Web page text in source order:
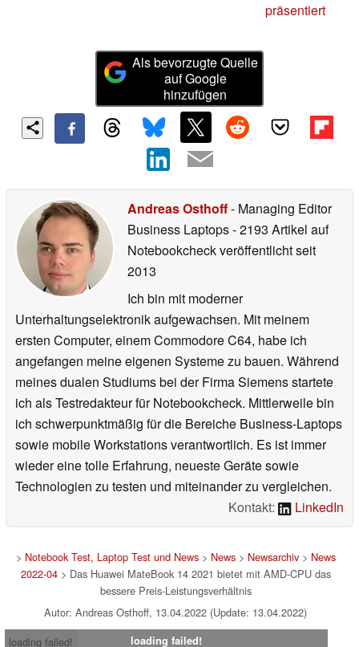
präsentiert
Als bevorzugte Quelle
auf Google
hinzufügen
Andreas Osthoff- Managing Editor
Business Laptops- 2193 Artikel auf
Notebookcheck veröffentlichtseit
2013
Ich bin mit moderner
Unterhaltungselektronik aufgewachsen. Mit meinem
ersten Computer, einem Commodore C64, habe ich
angefangen meine eigenen Systeme zu bauen. Während
meines dualen Studiums bei der Firma Siemens startete
ich als Testredakteur für Notebookcheck. Mittlerweile bin
ich schwerpunktmäßig für die Bereiche Business-Laptops
sowie mobile Workstations verantwortlich. Es ist immer
wieder eine tolle Erfahrung, neueste Geräte sowie
Technologien zu testen und miteinander zu vergleichen.
Kontakt:
LinkedIn
> Notebook Test, Laptop Test und News> News> Newsarchiv> News
2022-04> Das Huawei MateBook 14 2021 bietet mit AMD-CPU das
bessere Preis-Leistungsverhältnis
Autor: Andreas Osthoff, 13.04.2022 (Update: 13.04.2022)
loading failed!
loading failed!